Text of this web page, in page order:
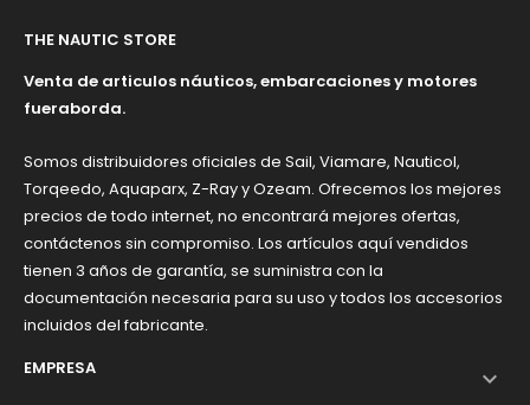
THE NAUTIC STORE
Venta de articulos náuticos, embarcaciones y motores
fueraborda.
Somos distribuidores oficiales de Sail, Viamare, Nauticol,
Torqeedo, Aquaparx, Z-Ray y Ozeam. Ofrecemos los mejores
precios de todo internet, no encontrará mejores ofertas,
contáctenos sin compromiso. Los artículos aquí vendidos
tienen 3 años de garantía, se suministra con la
documentación necesaria para su uso y todos los accesorios
incluidos del fabricante.
EMPRESA
